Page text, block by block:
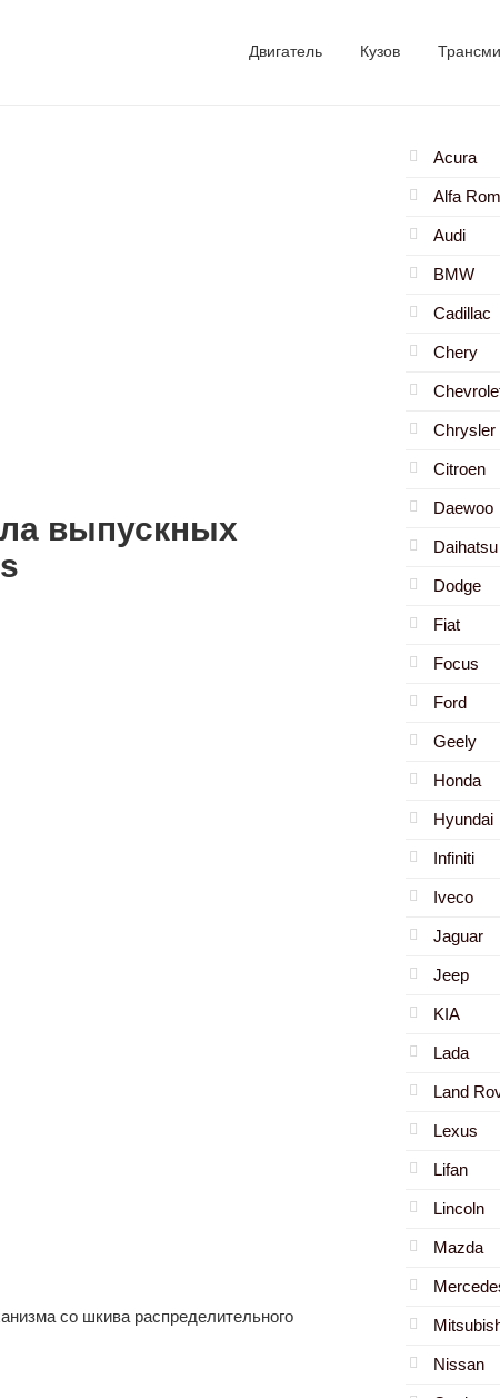
Двигатель Кузов
выпускных
со шкива распределительного
Acura
Alfa
Audi
BMW
Cadillac
Chery
Chrysler
Citroen
Daewoo
Daihatsu
Dodge
Fiat
Focus
Ford
Geely
Honda
Hyundai
Infiniti
Iveco
Jaguar
Jeep
KIA
Lada
Land
Lexus
Lifan
Lincoln
Mazda
Nissan